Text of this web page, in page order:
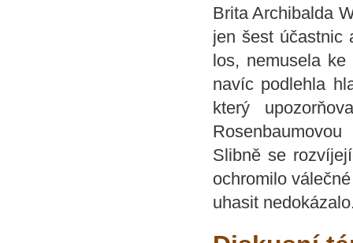
Brita Archibalda
jen šest účastnic
los, nemusela
navíc podlehla
který
Slibně se
ochromilo
uhasit